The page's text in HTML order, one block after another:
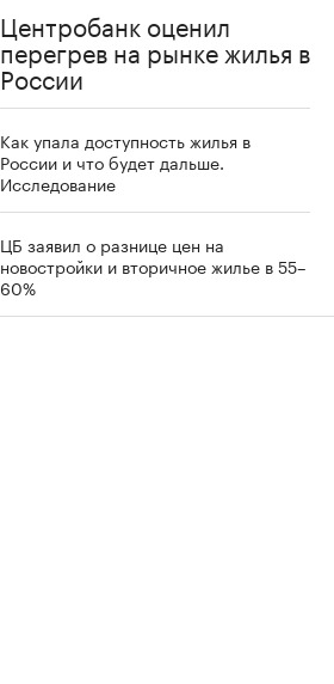
Центробанк оценил
перегрев на рынке жилья в
России
Как упала доступность жилья в
России и что будет дальше.
Исследование
ЦБ заявил о разнице цен на
новостройки и вторичное жилье в 55–
60%